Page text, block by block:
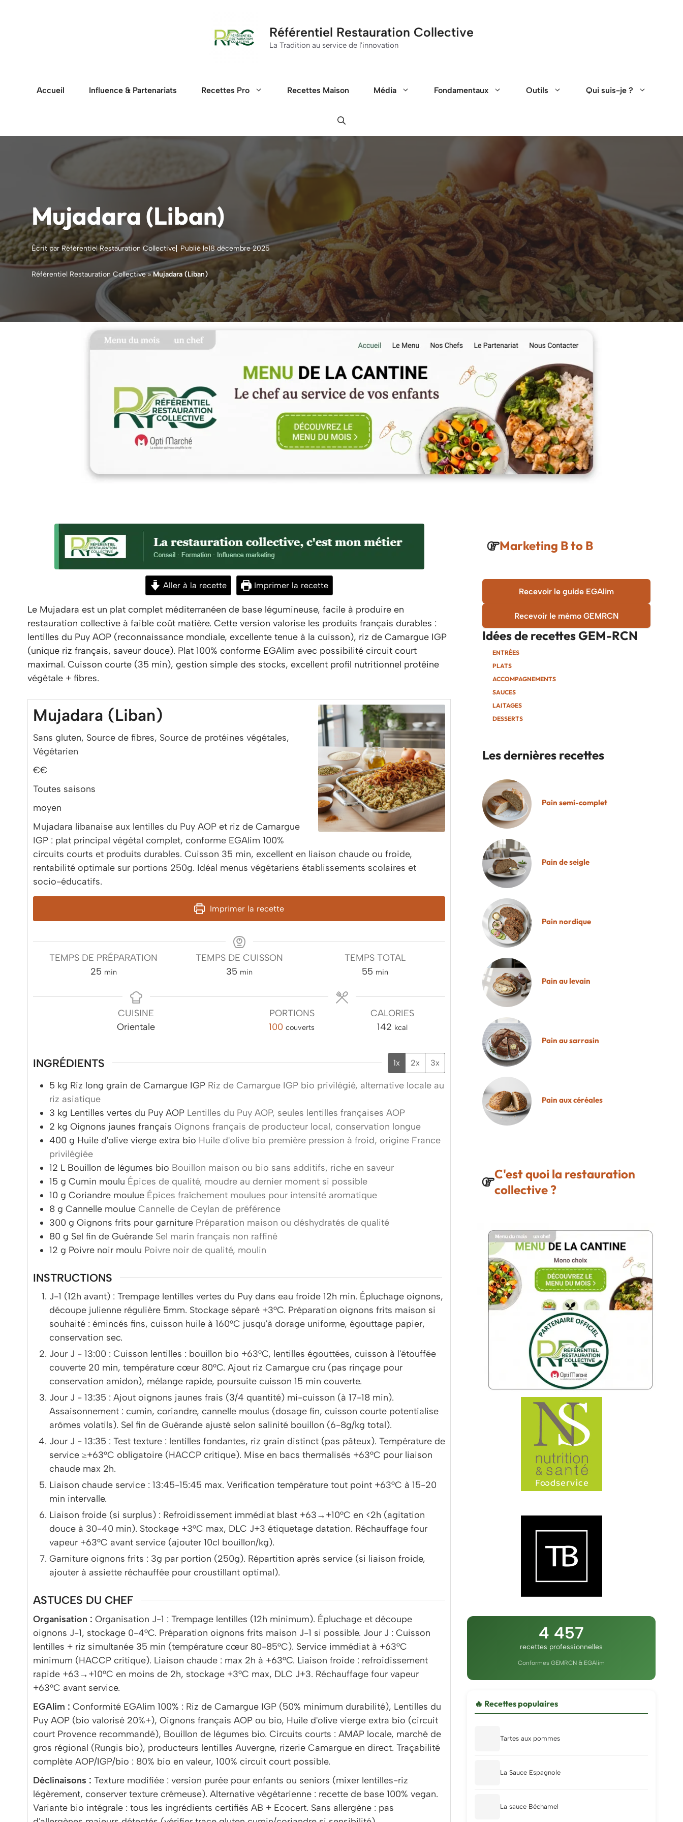
Référentiel Restauration Collective
La Tradition au service de l'innovation
Accueil Influence & Partenariats Recettes Pro Recettes Maison Média Fondamentaux Outils Qui suis-je ?
Mujadara (Liban)
Écrit par Référentiel Restauration Collective Publié le18 décembre 2025
Référentiel Restauration Collective»Mujadara (Liban)
Aller à la recette Imprimer la recette
Le Mujadara est un plat complet méditerranéen de base légumineuse, facile à produire en
restauration collective à faible coût matière. Cette version valorise les produits français durables :
lentilles du Puy AOP (reconnaissance mondiale, excellente tenue à la cuisson), riz de Camargue IGP
(unique riz français, saveur douce). Plat 100% conforme EGAlim avec possibilité circuit court
maximal. Cuisson courte (35 min), gestion simple des stocks, excellent profil nutritionnel protéine
végétale + fibres.
Mujadara (Liban)
Sans gluten, Source de fibres, Source de protéines végétales,
Végétarien
€€
Toutes saisons
moyen
Mujadara libanaise aux lentilles du Puy AOP et riz de Camargue
IGP : plat principal végétal complet, conforme EGAlim 100%
circuits courts et produits durables. Cuisson 35 min, excellent en liaison chaude ou froide,
rentabilité optimale sur portions 250g. Idéal menus végétariens établissements scolaires et
socio-éducatifs.
Imprimer la recette
TEMPS DE PRÉPARATION
25minutes
min
TEMPS DE CUISSON
35minutes
min
TEMPS TOTAL
55minutes
min
CUISINE
Orientale
PORTIONS
100 couverts
CALORIES
142 kcal
INGRÉDIENTS 1x 2x 3x
5 kg Riz long grain de Camargue IGP Riz de Camargue IGP bio privilégié, alternative locale au
riz asiatique
3 kg Lentilles vertes du Puy AOP Lentilles du Puy AOP, seules lentilles françaises AOP
2 kg Oignons jaunes français Oignons français de producteur local, conservation longue
400 g Huile d'olive vierge extra bio Huile d'olive bio première pression à froid, origine France
privilégiée
12 L Bouillon de légumes bio Bouillon maison ou bio sans additifs, riche en saveur
15 g Cumin moulu Épices de qualité, moudre au dernier moment si possible
10 g Coriandre moulue Épices fraîchement moulues pour intensité aromatique
8 g Cannelle moulue Cannelle de Ceylan de préférence
300 g Oignons frits pour garniture Préparation maison ou déshydratés de qualité
80 g Sel fin de Guérande Sel marin français non raffiné
12 g Poivre noir moulu Poivre noir de qualité, moulin
INSTRUCTIONS
J-1 (12h avant) : Trempage lentilles vertes du Puy dans eau froide 12h min. Épluchage oignons,
découpe julienne régulière 5mm. Stockage séparé +3°C. Préparation oignons frits maison si
souhaité : émincés fins, cuisson huile à 160°C jusqu'à dorage uniforme, égouttage papier,
conservation sec.
Jour J - 13:00 : Cuisson lentilles : bouillon bio +63°C, lentilles égouttées, cuisson à l'étouffée
couverte 20 min, température cœur 80°C. Ajout riz Camargue cru (pas rinçage pour
conservation amidon), mélange rapide, poursuite cuisson 15 min couverte.
Jour J - 13:35 : Ajout oignons jaunes frais (3/4 quantité) mi-cuisson (à 17-18 min).
Assaisonnement : cumin, coriandre, cannelle moulus (dosage fin, cuisson courte potentialise
arômes volatils). Sel fin de Guérande ajusté selon salinité bouillon (6-8g/kg total).
Jour J - 13:35 : Test texture : lentilles fondantes, riz grain distinct (pas pâteux). Température de
service ≥+63°C obligatoire (HACCP critique). Mise en bacs thermalisés +63°C pour liaison
chaude max 2h.
Liaison chaude service : 13:45-15:45 max. Verification température tout point +63°C à 15-20
min intervalle.
Liaison froide (si surplus) : Refroidissement immédiat blast +63→+10°C en <2h (agitation
douce à 30-40 min). Stockage +3°C max, DLC J+3 étiquetage datation. Réchauffage four
vapeur +63°C avant service (ajouter 10cl bouillon/kg).
Garniture oignons frits : 3g par portion (250g). Répartition après service (si liaison froide,
ajouter à assiette réchauffée pour croustillant optimal).
ASTUCES DU CHEF
Organisation : Organisation J-1 : Trempage lentilles (12h minimum). Épluchage et découpe
oignons J-1, stockage 0-4°C. Préparation oignons frits maison J-1 si possible. Jour J : Cuisson
lentilles + riz simultanée 35 min (température cœur 80-85°C). Service immédiat à +63°C
minimum (HACCP critique). Liaison chaude : max 2h à +63°C. Liaison froide : refroidissement
rapide +63→+10°C en moins de 2h, stockage +3°C max, DLC J+3. Réchauffage four vapeur
+63°C avant service.
EGAlim : Conformité EGAlim 100% : Riz de Camargue IGP (50% minimum durabilité), Lentilles du
Puy AOP (bio valorisé 20%+), Oignons français AOP ou bio, Huile d'olive vierge extra bio (circuit
court Provence recommandé), Bouillon de légumes bio. Circuits courts : AMAP locale, marché de
gros régional (Rungis bio), producteurs lentilles Auvergne, rizerie Camargue en direct. Traçabilité
complète AOP/IGP/bio : 80% bio en valeur, 100% circuit court possible.
Déclinaisons : Texture modifiée : version purée pour enfants ou seniors (mixer lentilles-riz
légèrement, conserver texture crémeuse). Alternative végétarienne : recette de base 100% vegan.
Variante bio intégrale : tous les ingrédients certifiés AB + Ecocert. Sans allergène : pas
Marketing B to B
Recevoir le guide EGAlim
Recevoir le mémo GEMRCN
Idées de recettesGEM-RCN
ENTRÉES
PLATS
ACCOMPAGNEMENTS
SAUCES
LAITAGES
DESSERTS
Les dernières recettes
Pain semi-complet
Pain de seigle
Pain nordique
Pain au levain
Pain au sarrasin
Pain aux céréales
C'est quoi la restauration
collective ?
4 457
recettes professionnelles
Conformes GEMRCN & EGAlim
🔥 Recettes populaires
Tartes aux pommes
La Sauce Espagnole
La sauce Béchamel